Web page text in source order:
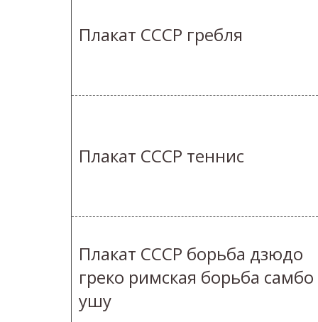
Плакат СССР гребля
Плакат СССР теннис
Плакат СССР борьба дзюдо
греко римская борьба самбо
ушу